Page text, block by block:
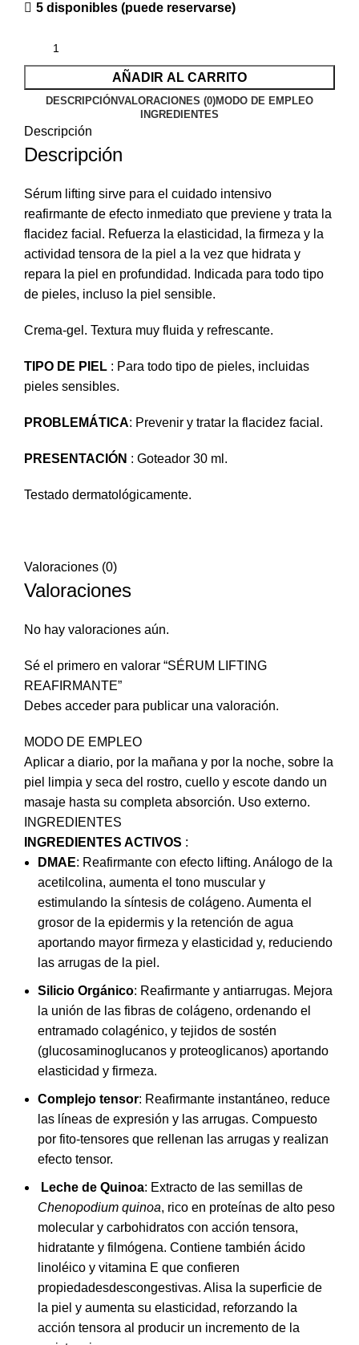
5 disponibles (puede reservarse)
AÑADIR AL CARRITO
DESCRIPCIÓNVALORACIONES (0)MODO DE EMPLEO
INGREDIENTES
Descripción
Descripción
Sérum lifting sirve para el cuidado intensivo
reafirmante de efecto inmediato que previene y trata la
flacidez facial. Refuerza la elasticidad, la firmeza y la
actividad tensora de la piel a la vez que hidrata y
repara la piel en profundidad. Indicada para todo tipo
de pieles, incluso la piel sensible.
Crema-gel. Textura muy fluida y refrescante.
TIPO DE PIEL : Para todo tipo de pieles, incluidas
pieles sensibles.
PROBLEMÁTICA: Prevenir y tratar la flacidez facial.
PRESENTACIÓN : Goteador 30 ml.
Testado dermatológicamente.
Valoraciones (0)
Valoraciones
No hay valoraciones aún.
Sé el primero en valorar “SÉRUM LIFTING
REAFIRMANTE”
Debes acceder para publicar una valoración.
MODO DE EMPLEO
Aplicar a diario, por la mañana y por la noche, sobre la
piel limpia y seca del rostro, cuello y escote dando un
masaje hasta su completa absorción. Uso externo.
INGREDIENTES
INGREDIENTES ACTIVOS :
DMAE: Reafirmante con efecto lifting. Análogo de la
acetilcolina, aumenta el tono muscular y
estimulando la síntesis de colágeno. Aumenta el
grosor de la epidermis y la retención de agua
aportando mayor firmeza y elasticidad y, reduciendo
las arrugas de la piel.
Silicio Orgánico: Reafirmante y antiarrugas. Mejora
la unión de las fibras de colágeno, ordenando el
entramado colagénico, y tejidos de sostén
(glucosaminoglucanos y proteoglicanos) aportando
elasticidad y firmeza.
Complejo tensor: Reafirmante instantáneo, reduce
las líneas de expresión y las arrugas. Compuesto
por fito-tensores que rellenan las arrugas y realizan
efecto tensor.
Leche de Quinoa: Extracto de las semillas de
Chenopodium quinoa, rico en proteínas de alto peso
molecular y carbohidratos con acción tensora,
hidratante y filmógena. Contiene también ácido
linoléico y vitamina E que confieren
propiedadesdescongestivas. Alisa la superficie de
la piel y aumenta su elasticidad, reforzando la
acción tensora al producir un incremento de la